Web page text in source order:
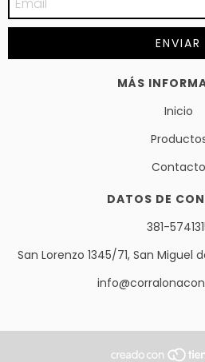
MÁS
Inicio
Contacto
DATOS DE
381-
San Lorenzo 1345/71, San